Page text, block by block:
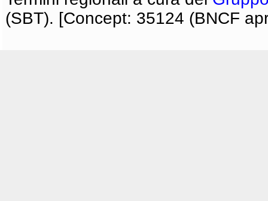
(SBT). [Concept: 35124 (BNCF